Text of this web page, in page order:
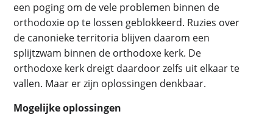
een poging om de vele problemen binnen de
orthodoxie op te lossen geblokkeerd. Ruzies over
de canonieke territoria blijven daarom een
splijtzwam binnen de orthodoxe kerk. De
orthodoxe kerk dreigt daardoor zelfs uit elkaar te
vallen. Maar er zijn oplossingen denkbaar.
Mogelijke oplossingen